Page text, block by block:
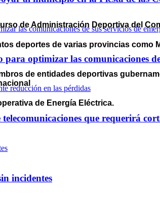
optimizar las comunicaciones de
que requerirá
incidentes
de Administración Deportiva del
deportes de varias provincias como
de entidades deportivas
de Energía Eléctrica.